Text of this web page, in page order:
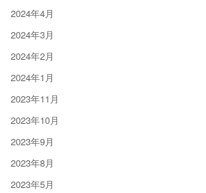
2024年4月
2024年3月
2024年2月
2024年1月
2023年11月
2023年10月
2023年9月
2023年8月
2023年5月